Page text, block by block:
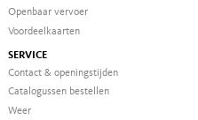
Openbaar vervoer
Voordeelkaarten
SERVICE
Contact & openingstijden
Catalogussen bestellen
Weer